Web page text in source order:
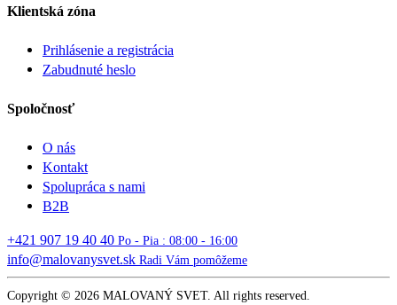
Klientská zóna
Prihlásenie a registrácia
Zabudnuté heslo
Spoločnosť
O nás
Kontakt
Spolupráca s nami
B2B
+421 907 19 40 40 Po - Pia : 08:00 - 16:00
info@malovanysvet.sk Radi Vám pomôžeme
Copyright © 2026 MALOVANÝ SVET. All rights reserved.